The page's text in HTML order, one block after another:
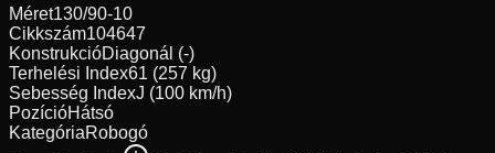
Méret130/90-10
Cikkszám104647
KonstrukcióDiagonál (-)
Terhelési Index61 (257 kg)
Sebesség IndexJ (100 km/h)
PozícióHátsó
KategóriaRobogó